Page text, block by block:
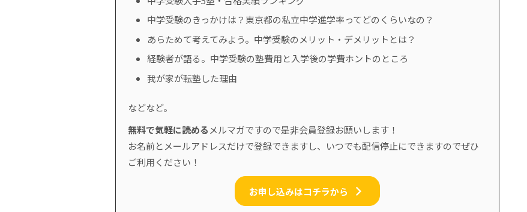
中学受験のきっかけは？東京都の私立中学進学率ってどのくらいなの？
あらためて考えてみよう。中学受験のメリット・デメリットとは？
経験者が語る。中学受験の塾費用と入学後の学費ホントのところ
我が家が転塾した理由
などなど。
無料で気軽に読めるメルマガですので是非会員登録お願いします！
お名前とメールアドレスだけで登録できますし、いつでも配信停止にできますのでぜひ
ご利用ください！
お申し込みはコチラから